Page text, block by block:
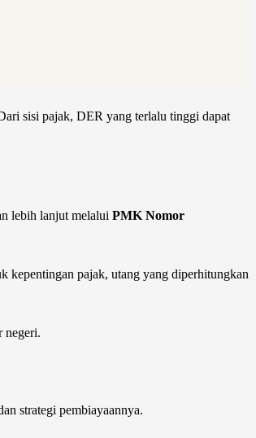
sisi pajak, DER yang terlalu tinggi dapat
lebih lanjut melalui PMK Nomor
kepentingan pajak, utang yang diperhitungkan
negeri.
strategi pembiayaannya.